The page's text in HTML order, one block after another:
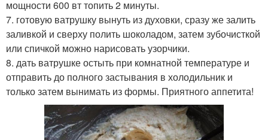
мощности 600 вт топить 2 минуты.
7. готовую ватрушку вынуть из духовки, сразу же залить
заливкой и сверху полить шоколадом, затем зубочисткой
или спичкой можно нарисовать узорчики.
8. дать ватрушке остыть при комнатной температуре и
отправить до полного застывания в холодильник и
только затем вынимать из формы. Приятного аппетита!